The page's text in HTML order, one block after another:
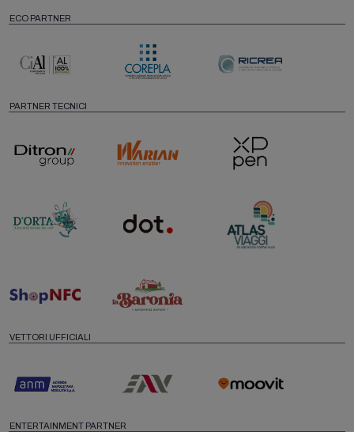
ECO PARTNER
PARTNER TECNICI
VETTORI UFFICIALI
ENTERTAINMENT PARTNER